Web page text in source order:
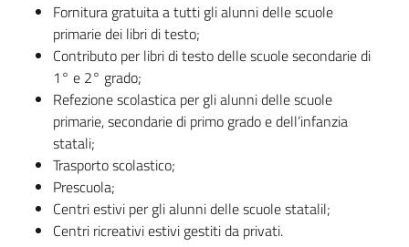
Fornitura gratuita a tutti gli alunni delle scuole
primarie dei libri di testo;
Contributo per libri di testo delle scuole secondarie di
1° e 2° grado;
Refezione scolastica per gli alunni delle scuole
primarie, secondarie di primo grado e dell’infanzia
statali;
Trasporto scolastico;
Prescuola;
Centri estivi per gli alunni delle scuole statalil;
Centri ricreativi estivi gestiti da privati.